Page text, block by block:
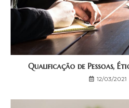
Qualificação de Pessoas,
12/03/2021